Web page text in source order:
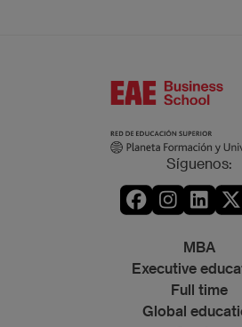
Síguenos:
MBA
Executive
Full time
Global